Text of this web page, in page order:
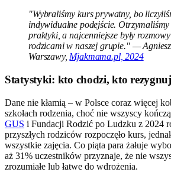
"Wybraliśmy kurs prywatny, bo
indywidualne podejście.
praktyki, a najcenniejsze były
rodzicami w naszej grupie." —
Warszawy, Mjakmama.pl, 2024
Statystyki: kto chodzi, kto
Dane nie kłamią – w Polsce coraz więcej
szkołach rodzenia, choć nie wszyscy
GUS i Fundacji Rodzić po Ludzku z 2024
przyszłych rodziców rozpoczęło kurs,
wszystkie zajęcia. Co piąta para żałuje
aż 31% uczestników przyznaje, że nie
zrozumiałe lub łatwe do wdrożenia.